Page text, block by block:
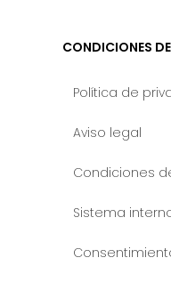
CONDICIONES
Política de
Aviso legal
Condiciones
Sistema